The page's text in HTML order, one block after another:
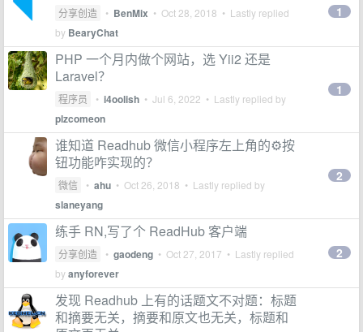
分享创造 • BenMix • Oct 28, 2018 • Lastly replied
by BearyChat
1
PHP 一个月内做个网站，选 Yii2 还是
Laravel？
程序员 • i4oolish • Jul 6, 2022 • Lastly replied by
plzcomeon
1
谁知道 Readhub 微信小程序左上角的⚙按
钮功能咋实现的？
微信 • ahu • Oct 26, 2018 • Lastly replied by
slaneyang
2
练手 RN,写了个 ReadHub 客户端
分享创造 • gaodeng • Oct 27, 2017 • Lastly replied
byanyforever
2
发现 Readhub 上有的话题文不对题：标题
和摘要无关，摘要和原文也无关，标题和